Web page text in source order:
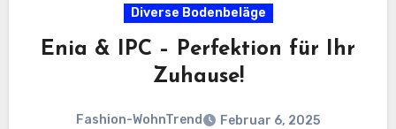
Diverse Bodenbeläge
Enia & IPC – Perfektion für Ihr
Zuhause!
Fashion-WohnTrend
Februar 6, 2025